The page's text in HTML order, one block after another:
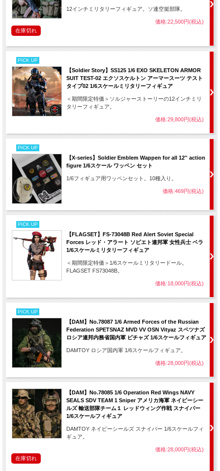
12インチミリタリーフィギュア。ソ連空挺部隊。
価格:22,500円(税込)
在庫切れ
PICK UP
【Soldier Story】SS125 1/6 EXO SKELETON ARMOR
SUIT TEST-02 エクソスケルトン アーマースーツ テスト
タイプ02 1/6スケールミリタリーフィギュア
＜期間限定特価＞ソルジャーストーリーの12インチミリ
タリーフィギュア。
価格:29,800円(税込)
PICK UP
【X-series】Soldier Emblem Wappen for all 12'' action
figure 1/6スケール ワッペン セット
1/6フィギュア用ワッペンセット。10種入り。
価格:469円(税込)
PICK UP
【FLAGSET】FS-73048B Red Alert Soviet Special
Forces レッド・アラート ソビエト連邦軍 女性兵士 ベラ
1/6スケールミリタリーフィギュア
＜期間限定特価＞1/6スケールミリタリードール。
FLAGSET FS73048B。
価格:18,000円(税込)
PICK UP
【DAM】No.78087 1/6 Armed Forces of the Russian
Federation SPETSNAZ MVD VV OSN Vityaz スペツナズ
ロシア連邦内務省国内軍 ビチャズ 1/6スケールフィギュア
DAMTOY ロシア国内軍 1/6スケールフィギュア。
価格:28,000円(税込)
【DAM】No.78085 1/6 Operation Red Wings NAVY
SEALS SDV TEAM 1 Sniper アメリカ海軍 ネイビーシー
ルズ 輸送部隊チーム１ レッドウィング作戦 スナイパー
1/6スケールフィギュア
DAMTOY ネイビーシールズ スナイパー 1/6スケールフィ
ギュア。
価格:28,000円(税込)
在庫切れ